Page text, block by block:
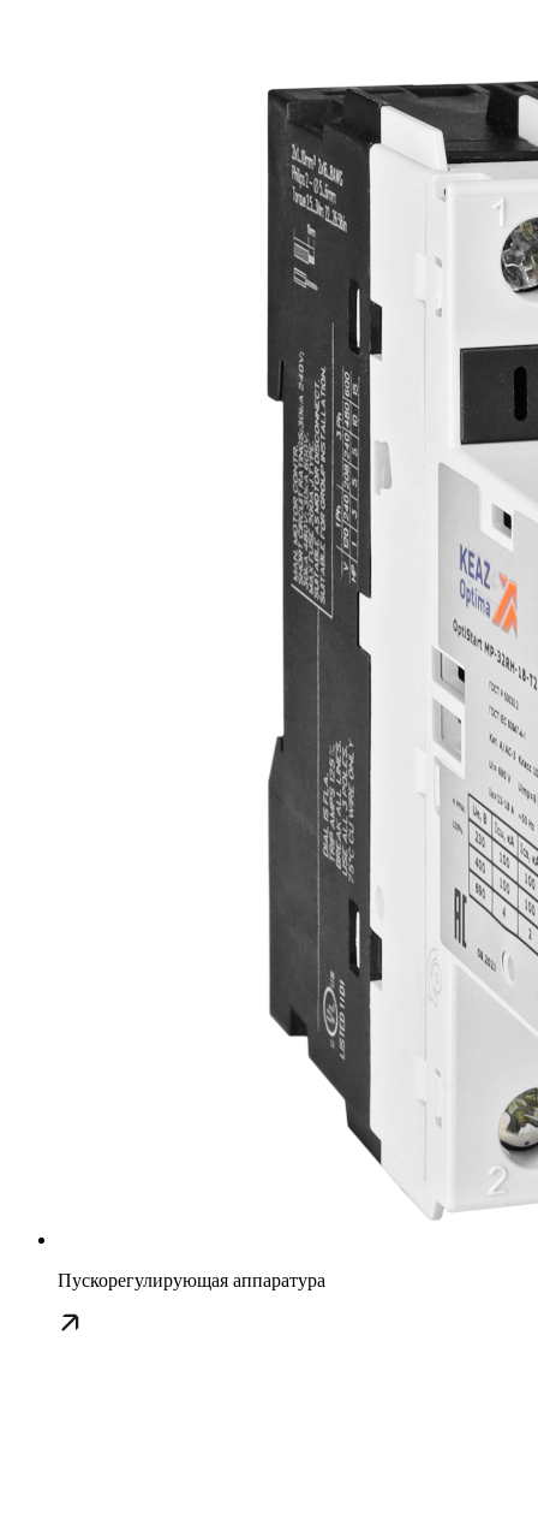
Пускорегулирующая аппаратура